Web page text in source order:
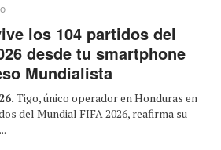
los 104 partidos del
desde tu smartphone
Mundialista
Tigo, único operador en Honduras en
del Mundial FIFA 2026, reafirma su